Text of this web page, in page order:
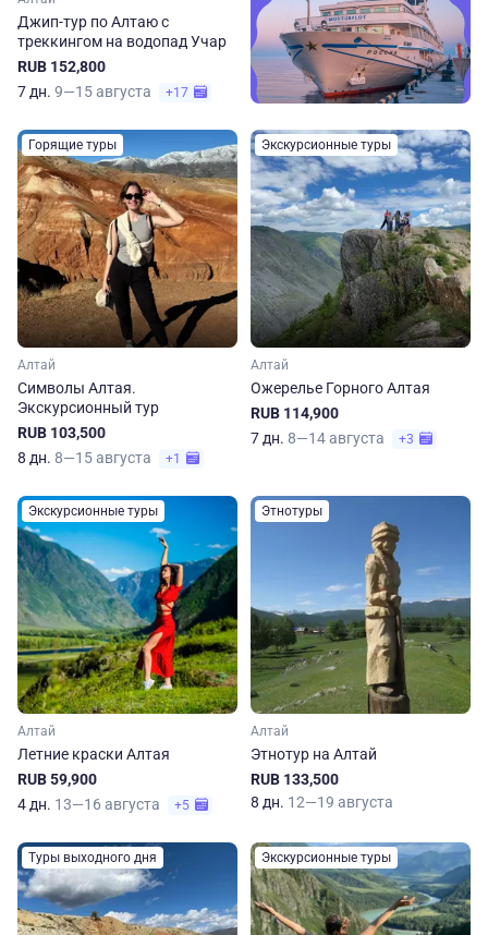
Джип-тур по Алтаю с
треккингом на водопад Учар
RUB 152,800
7 дн. 9—15 августа +17
Горящие туры
Алтай
Символы Алтая.
Экскурсионный тур
RUB 103,500
8 дн. 8—15 августа +1
Экскурсионные туры
Алтай
Ожерелье Горного Алтая
RUB 114,900
7 дн. 8—14 августа +3
Экскурсионные туры
Алтай
Летние краски Алтая
RUB 59,900
4 дн. 13—16 августа +5
Этнотуры
Алтай
Этнотур на Алтай
RUB 133,500
8 дн. 12—19 августа
Туры выходного дня Экскурсионные туры